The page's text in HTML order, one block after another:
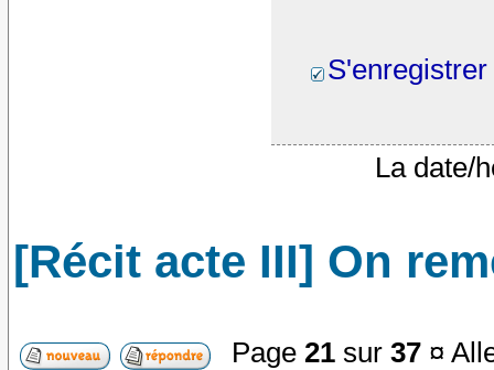
S'enregistrer
La date/
[Récit acte III] On
Page21 sur37 ¤